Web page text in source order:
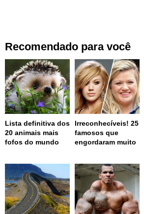
Recomendado para você
Lista definitiva dos
20 animais mais
fofos do mundo
Irreconhecíveis! 25
famosos que
engordaram muito